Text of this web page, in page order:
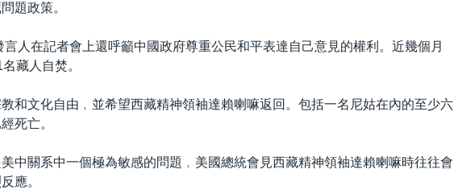
題政策。
言人在記者會上還呼籲中國政府尊重公民和平表達自己意見的權利。近幾個月
藏人自焚。
和文化自由﹐並希望西藏精神領袖達賴喇嘛返回。包括一名尼姑在內的至少六
死亡。
中關系中一個極為敏感的問題﹐美國總統會見西藏精神領袖達賴喇嘛時往往會
應。